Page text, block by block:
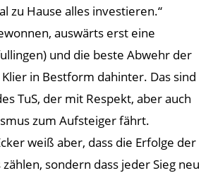
zu Hause alles investieren.“
auswärts erst eine
und die beste Abwehr der
in Bestform dahinter. Das sind
TuS, der mit Respekt, aber auch
zum Aufsteiger fährt.
weiß aber, dass die Erfolge der
sondern dass jeder Sieg neu